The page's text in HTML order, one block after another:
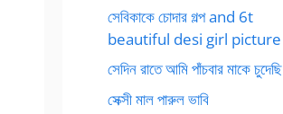
সেবিকাকে চোদার গল্প and 6t
beautiful desi girl picture
সেদিন রাতে আমি পাঁচবার মাকে চুদেছি
সেক্সী মাল পারুল ভাবি